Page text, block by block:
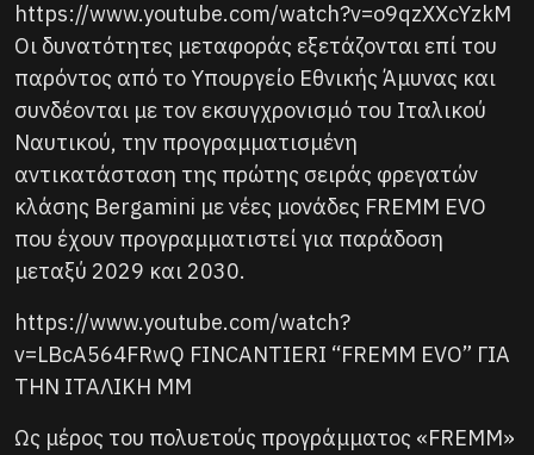
https://www.youtube.com/watch?v=o9qzXXcYzkM
Οι δυνατότητες μεταφοράς εξετάζονται επί του
παρόντος από το Υπουργείο Εθνικής Άμυνας και
συνδέονται με τον εκσυγχρονισμό του Ιταλικού
Ναυτικού, την προγραμματισμένη
αντικατάσταση της πρώτης σειράς φρεγατών
κλάσης Bergamini με νέες μονάδες FREMM EVO
που έχουν προγραμματιστεί για παράδοση
μεταξύ 2029 και 2030.
https://www.youtube.com/watch?
v=LBcA564FRwQ FINCANTIERI “FREMM EVO” ΓΙΑ
ΤΗΝ ΙΤΑΛΙΚΗ ΜΜ
Ως μέρος του πολυετούς προγράμματος «FREMM»